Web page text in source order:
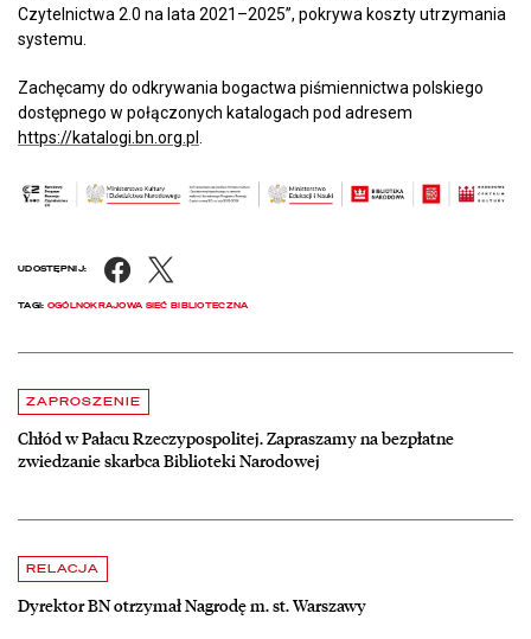
Czytelnictwa 2.0 na lata 2021–2025”, pokrywa koszty utrzymania
systemu.
Zachęcamy do odkrywania bogactwa piśmiennictwa polskiego
dostępnego w połączonych katalogach pod adresem
https://katalogi.bn.org.pl
UDOSTĘPNIJ: Facebook
TAGI: OGÓLNOKRAJOWA SIEĆ BIBLIOTECZNA
Aktualności
ZAPROSZENIE
Chłód w Pałacu Rzeczypospolitej. Zapraszamy na bezpłatne
zwiedzanie skarbca Biblioteki Narodowej
czytaj więcej o Chłód w Pałacu Rzeczypospolitej. Zapraszamy na
RELACJA
Dyrektor BN otrzymał Nagrodę m. st. Warszawy
czytaj więcej o Dyrektor BN otrzymał Nagrodę m. st. Warszawy